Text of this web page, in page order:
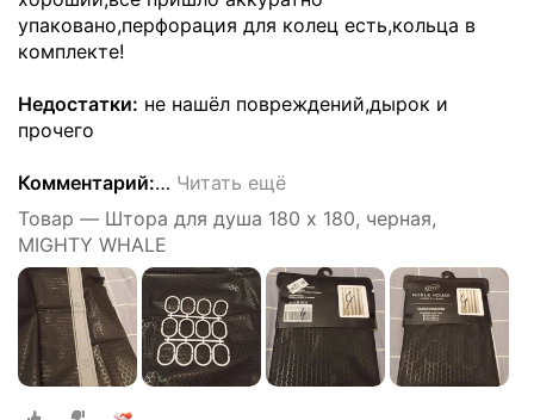
упаковано,перфорация для колец есть,кольца в
комплекте!
Недостатки: не нашёл повреждений,дырок и
прочего
Комментарий:… Читать ещё
Товар — Штора для душа 180 x 180, черная,
MIGHTY WHALE